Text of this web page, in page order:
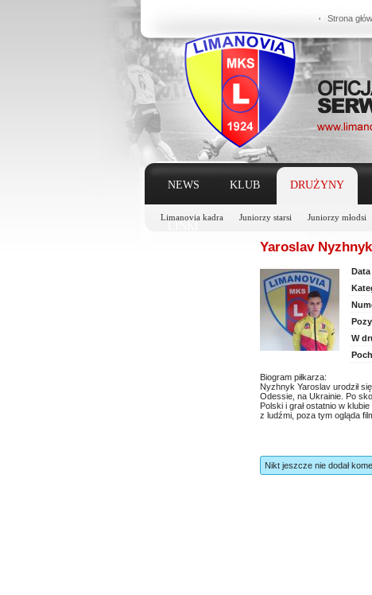
Strona
NEWS KLUB DRUŻYNY
Limanovia kadra Juniorzy starsi Juniorzy młodsi
Yaroslav Nyzhnyk
W
Biogram piłkarza:
Nyzhnyk Yaroslav urodził
Odessie, na Ukrainie. Po
Polski i grał ostatnio w
z ludźmi, poza tym ogląda
Nikt jeszcze nie dodał